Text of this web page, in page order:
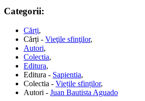
Categorii:
Cărți,
Cărți - Vieţile sfinţilor,
Autori,
Colectia,
Editura,
Editura - Sapientia,
Colectia - Viețile sfinților,
Autori - Juan Bautista Aguado